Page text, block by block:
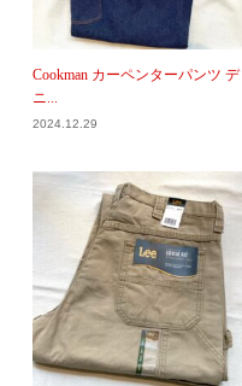
Cookman カーペンターパンツ デ
ニ...
2024.12.29